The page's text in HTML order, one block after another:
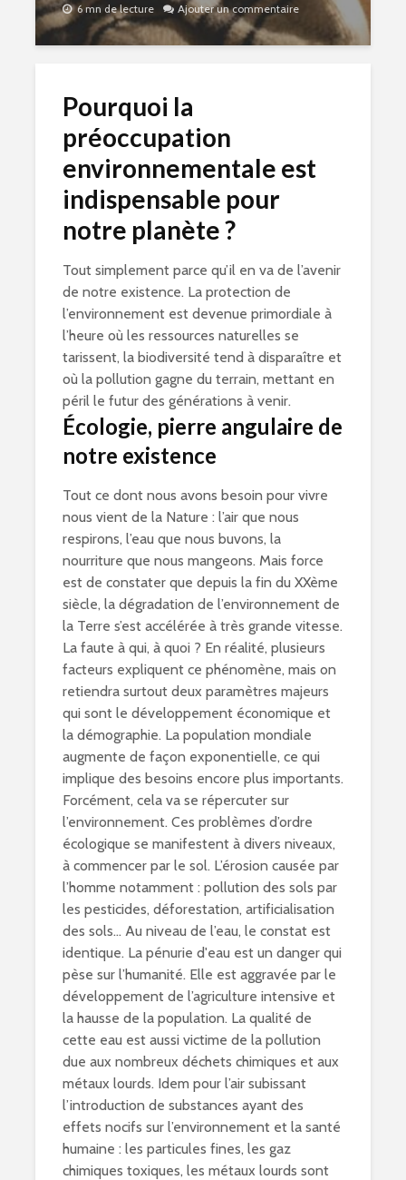
6 mn de lecture Ajouter un commentaire
Pourquoi la
préoccupation
environnementale est
indispensable pour
notre planète ?
Tout simplement parce qu’il en va de l’avenir
de notre existence. La protection de
l’environnement est devenue primordiale à
l’heure où les ressources naturelles se
tarissent, la biodiversité tend à disparaître et
où la pollution gagne du terrain, mettant en
péril le futur des générations à venir.
Écologie, pierre angulaire de
notre existence
Tout ce dont nous avons besoin pour vivre
nous vient de la Nature : l’air que nous
respirons, l’eau que nous buvons, la
nourriture que nous mangeons. Mais force
est de constater que depuis la fin du XXème
siècle, la dégradation de l’environnement de
la Terre s’est accélérée à très grande vitesse.
La faute à qui, à quoi ? En réalité, plusieurs
facteurs expliquent ce phénomène, mais on
retiendra surtout deux paramètres majeurs
qui sont le développement économique et
la démographie. La population mondiale
augmente de façon exponentielle, ce qui
implique des besoins encore plus importants.
Forcément, cela va se répercuter sur
l’environnement. Ces problèmes d’ordre
écologique se manifestent à divers niveaux,
à commencer par le sol. L’érosion causée par
l’homme notamment : pollution des sols par
les pesticides, déforestation, artificialisation
des sols… Au niveau de l’eau, le constat est
identique. La pénurie d'eau est un danger qui
pèse sur l’humanité. Elle est aggravée par le
développement de l’agriculture intensive et
la hausse de la population. La qualité de
cette eau est aussi victime de la pollution
due aux nombreux déchets chimiques et aux
métaux lourds. Idem pour l’air subissant
l’introduction de substances ayant des
effets nocifs sur l’environnement et la santé
humaine : les particules fines, les gaz
chimiques toxiques, les métaux lourds sont